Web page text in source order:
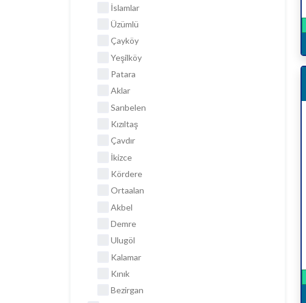
İslamlar
Üzümlü
Çayköy
Yeşilköy
Patara
Aklar
Sarıbelen
Kızıltaş
Çavdır
İkizce
Kördere
Ortaalan
Akbel
Demre
Ulugöl
Kalamar
Kınık
Bezirgan